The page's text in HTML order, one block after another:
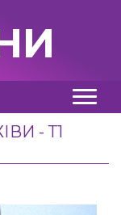
- Т1